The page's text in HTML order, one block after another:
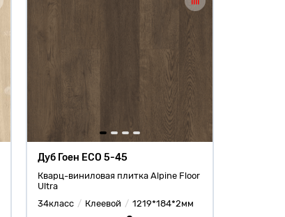
Дуб Гоен ЕСО 5-45
Кварц-виниловая плитка Alpine Floor
Ultra
34класс
Клеевой 1219*184*2мм